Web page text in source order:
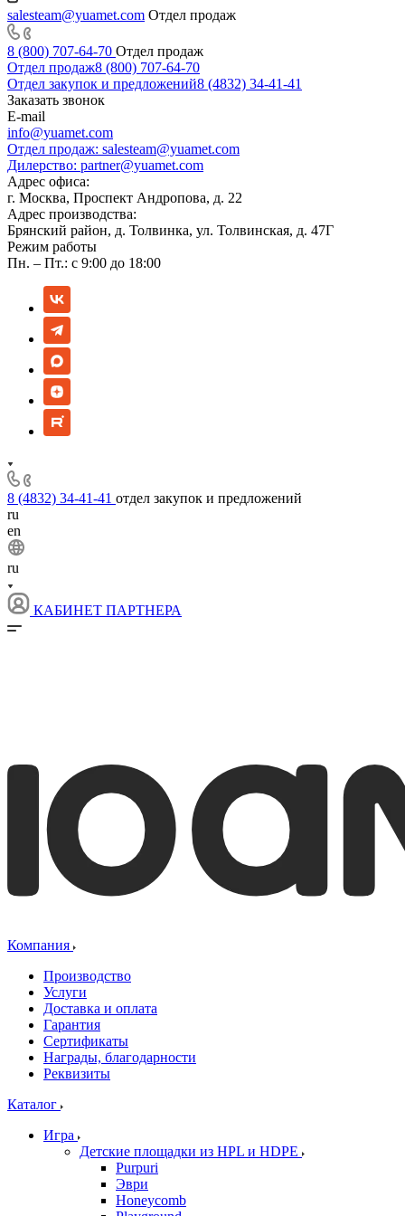
salesteam@yuamet.com Отдел продаж
8 (800) 707-64-70 Отдел продаж
Отдел продаж8 (800) 707-64-70
Отдел закупок и предложений8 (4832) 34-41-41
Заказать звонок
E-mail
info@yuamet.com
Отдел продаж: salesteam@yuamet.com
Дилерство: partner@yuamet.com
Адрес офиса:
г. Москва, Проспект Андропова, д. 22
Адрес производства:
Брянский район, д. Толвинка, ул. Толвинская, д. 47Г
Режим работы
Пн. – Пт.: с 9:00 до 18:00
8 (4832) 34-41-41 отдел закупок и предложений
ru
en
ru
КАБИНЕТ ПАРТНЕРА
Компания
Производство
Услуги
Доставка и оплата
Гарантия
Сертификаты
Награды, благодарности
Реквизиты
Каталог
Игра
Детские площадки из HPL и HDPE
Purpuri
Эври
Honeycomb